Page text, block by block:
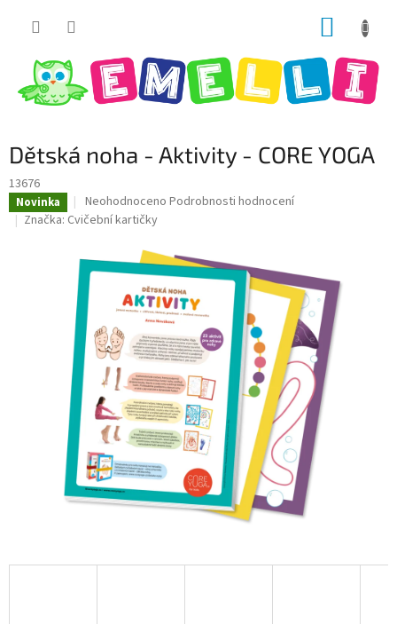
Dětská noha - Aktivity - CORE YOGA
13676
Novinka
Průměrné
hodnocení
0,0
z
5
hvězdiček.
Neohodnoceno Podrobnosti hodnocení
Značka: Cvičební kartičky